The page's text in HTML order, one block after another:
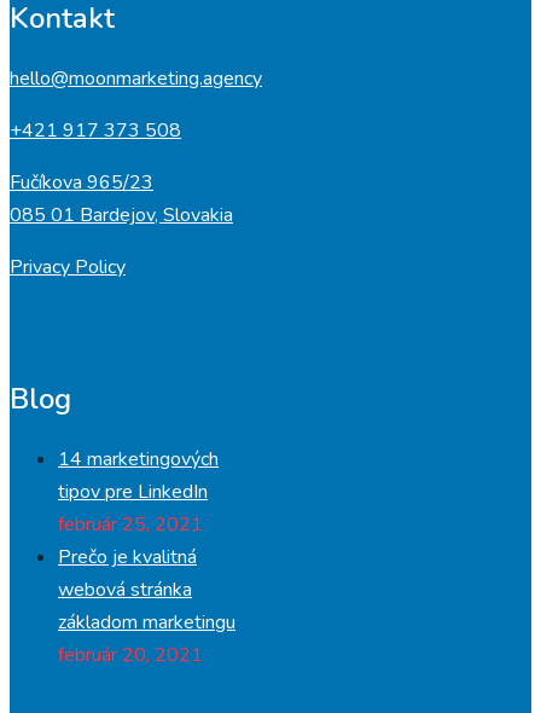
Kontakt
hello@moonmarketing.agency
+421 917 373 508
Fučíkova 965/23
085 01 Bardejov, Slovakia
Privacy Policy
Blog
14 marketingových
tipov pre LinkedIn
február 25, 2021
Prečo je kvalitná
webová stránka
základom marketingu
február 20, 2021